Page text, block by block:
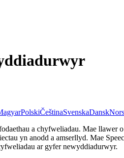
PolskiČeštinaSvenskaDansk
a chyfweliadau. Mae
yn anodd a amserllyd. Mae
ar gyfer newyddiadurwyr.